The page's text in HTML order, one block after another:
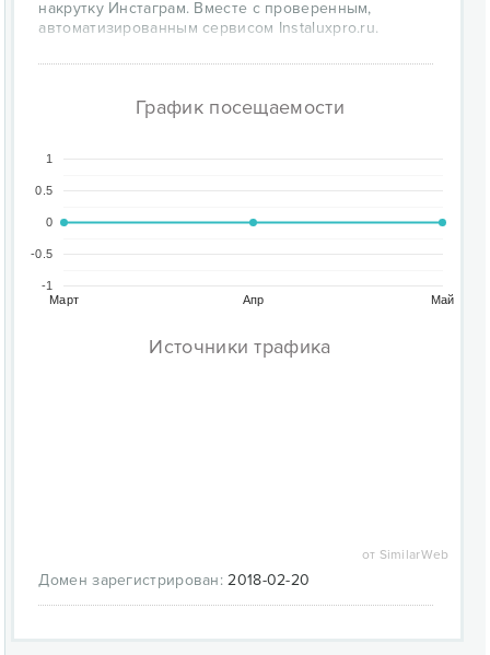
накрутку Инстаграм. Вместе с проверенным,
автоматизированным сервисом Instaluxpro.ru.
График посещаемости
Март Апр Май
-1
-0.5
0
0.5
1
Источники трафика
от SimilarWeb
Домен зарегистрирован: 2018-02-20